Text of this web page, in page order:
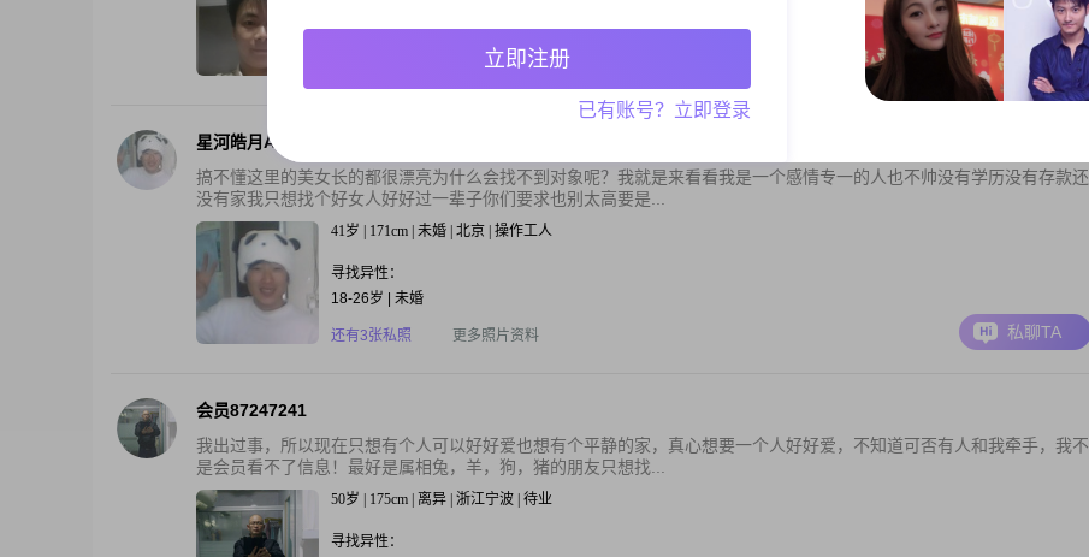
26-32岁 | 150-173cm | 3000-3000元
更多照片资料 私聊TA
星河皓月A壹壹
搞不懂这里的美女长的都很漂亮为什么会找不到对象呢？我就是来看看我是一个感情专一的人也不帅没有学历没有存款还
没有家我只想找个好女人好好过一辈子你们要求也别太高要是...
41岁 | 171cm | 未婚 | 北京 | 操作工人
寻找异性：
18-26岁 | 未婚
还有3张私照 更多照片资料 私聊TA
会员87247241
我出过事，所以现在只想有个人可以好好爱也想有个平静的家，真心想要一个人好好爱，不知道可否有人和我牵手，我不
是会员看不了信息！最好是属相兔，羊，狗，猪的朋友只想找...
50岁 | 175cm | 离异 | 浙江宁波 | 待业
寻找异性：
立即注册
已有账号？立即登录